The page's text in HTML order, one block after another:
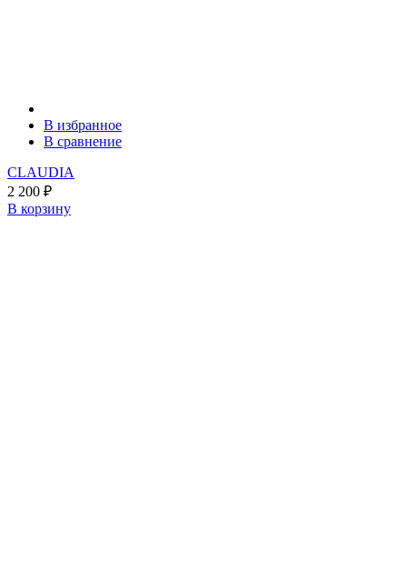
В избранное
В сравнение
CLAUDIA
2 200 ₽
В корзину